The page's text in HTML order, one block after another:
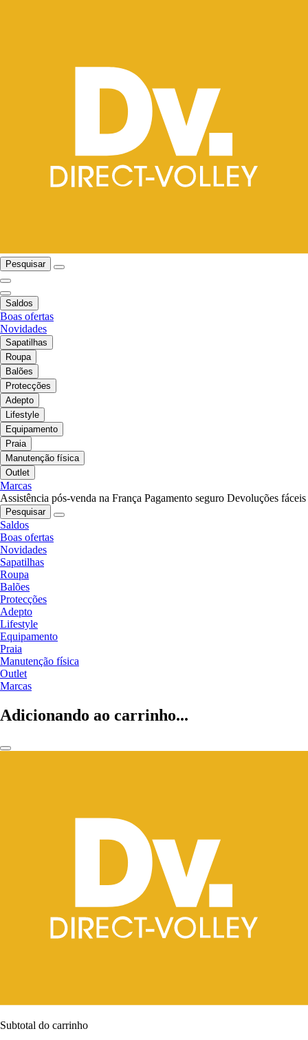
Pesquisar
Saldos
Boas ofertas
Novidades
Sapatilhas
Roupa
Balões
Protecções
Adepto
Lifestyle
Equipamento
Praia
Manutenção física
Outlet
Marcas
Assistência pós-venda na França Pagamento seguro Devoluções fáceis
Pesquisar
Saldos
Boas ofertas
Novidades
Sapatilhas
Roupa
Balões
Protecções
Adepto
Lifestyle
Equipamento
Praia
Manutenção física
Outlet
Marcas
Adicionando ao carrinho...
Subtotal do carrinho